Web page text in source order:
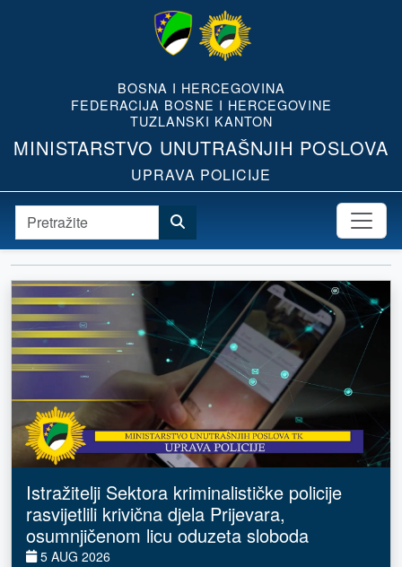
BOSNA I HERCEGOVINA
FEDERACIJA BOSNE I HERCEGOVINE
TUZLANSKI KANTON
MINISTARSTVO UNUTRAŠNJIH POSLOVA
UPRAVA POLICIJE
Istražitelji Sektora kriminalističke policije
rasvijetlili krivična djela Prijevara,
osumnjičenom licu oduzeta sloboda
5 AUG 2026